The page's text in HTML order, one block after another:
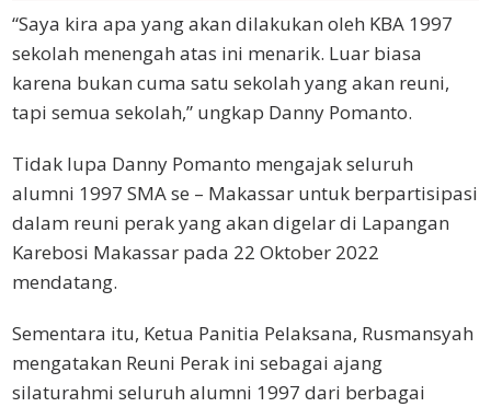
“Saya kira apa yang akan dilakukan oleh KBA 1997
sekolah menengah atas ini menarik. Luar biasa
karena bukan cuma satu sekolah yang akan reuni,
tapi semua sekolah,” ungkap Danny Pomanto.
Tidak lupa Danny Pomanto mengajak seluruh
alumni 1997 SMA se – Makassar untuk berpartisipasi
dalam reuni perak yang akan digelar di Lapangan
Karebosi Makassar pada 22 Oktober 2022
mendatang.
Sementara itu, Ketua Panitia Pelaksana, Rusmansyah
mengatakan Reuni Perak ini sebagai ajang
silaturahmi seluruh alumni 1997 dari berbagai